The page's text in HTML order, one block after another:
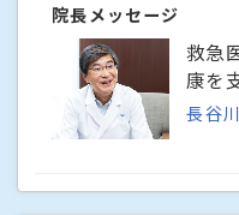
院長メッセージ
救急
康を
長谷